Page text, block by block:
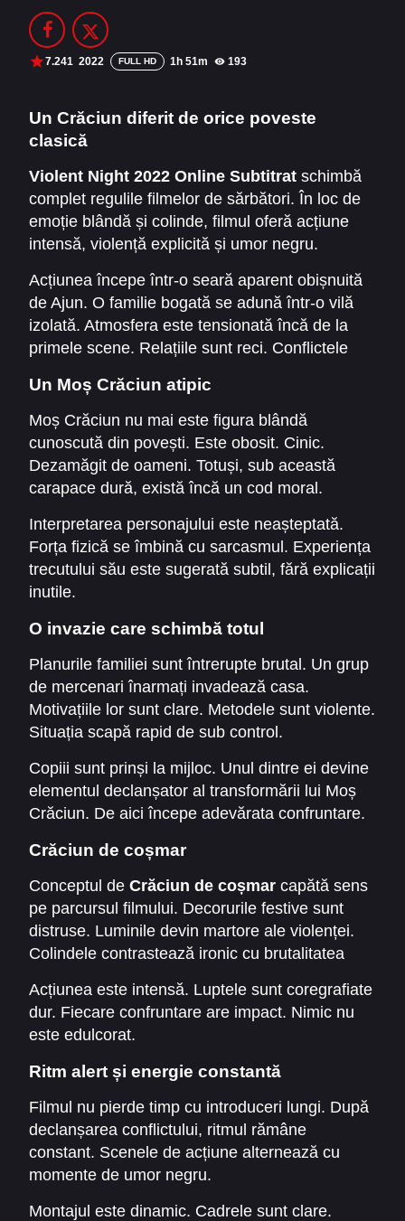
Filme Online 2014
Filme Online 2012 Filme Online 2011
DMCA
SERIALE ONLINE
TERMENI ȘI CONDIȚII
CONTACT
7.241 2022 FULL HD 1h 51m 193
Un Crăciun diferit de orice poveste
clasică
Violent Night 2022 Online Subtitrat schimbă
complet regulile filmelor de sărbători. În loc de
emoție blândă și colinde, filmul oferă acțiune
intensă, violență explicită și umor negru.
Moș Crăciun într-o forță brutală, dar
surprinzător de umană.
Acțiunea începe într-o seară aparent obișnuită
de Ajun. O familie bogată se adună într-o vilă
izolată. Atmosfera este tensionată încă de la
primele scene. Relațiile sunt reci. Conflictele
Un Moș Crăciun atipic
Moș Crăciun nu mai este figura blândă
cunoscută din povești. Este obosit. Cinic.
Dezamăgit de oameni. Totuși, sub această
carapace dură, există încă un cod moral.
Interpretarea personajului este neașteptată.
Forța fizică se îmbină cu sarcasmul. Experiența
trecutului său este sugerată subtil, fără explicații
inutile.
O invazie care schimbă totul
Planurile familiei sunt întrerupte brutal. Un grup
de mercenari înarmați invadează casa.
Motivațiile lor sunt clare. Metodele sunt violente.
Situația scapă rapid de sub control.
Copiii sunt prinși la mijloc. Unul dintre ei devine
elementul declanșator al transformării lui Moș
Crăciun. De aici începe adevărata confruntare.
Crăciun de coșmar
Conceptul de Crăciun de coșmar capătă sens
pe parcursul filmului. Decorurile festive sunt
distruse. Luminile devin martore ale violenței.
Colindele contrastează ironic cu brutalitatea
Acțiunea este intensă. Luptele sunt coregrafiate
dur. Fiecare confruntare are impact. Nimic nu
este edulcorat.
Ritm alert și energie constantă
Filmul nu pierde timp cu introduceri lungi. După
declanșarea conflictului, ritmul rămâne
constant. Scenele de acțiune alternează cu
momente de umor negru.
Montajul este dinamic. Cadrele sunt clare.